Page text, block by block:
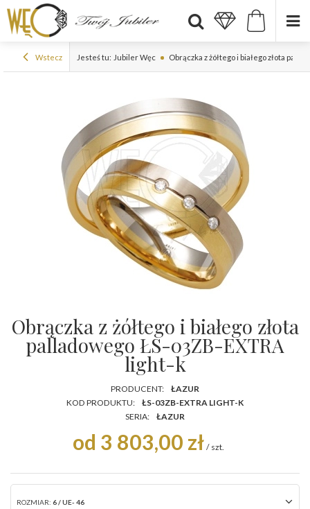
Wstecz Jesteś tu: Jubiler Węc Obrączka z żółtego i białego złota
Obrączka z żółtego i białego złota
palladowego ŁS-03ZB-EXTRA
light-k
PRODUCENT:
ŁAZUR
KOD PRODUKTU:
ŁS-03ZB-EXTRA LIGHT-K
SERIA:
ŁAZUR
od 3 803,00 zł / szt.
ROZMIAR: 6 / UE- 46